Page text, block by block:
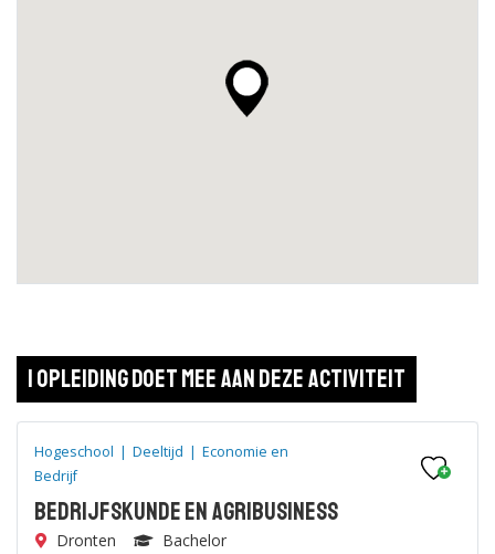
1 opleiding doet mee aan deze activiteit
Hogeschool | Deeltijd | Economie en
Bedrijf
Bedrijfskunde en Agribusiness
Dronten Bachelor